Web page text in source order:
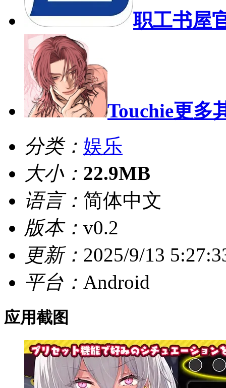
职工书屋
Touchie更多
分类： 娱乐
大小： 22.9MB
语言： 简体中文
版本： v0.2
更新： 2025/9/13
平台： Android
应用截图